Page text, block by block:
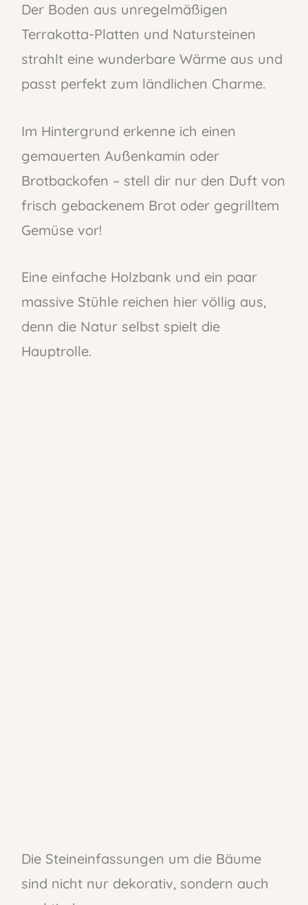
Der Boden aus unregelmäßigen
Terrakotta-Platten und Natursteinen
strahlt eine wunderbare Wärme aus und
passt perfekt zum ländlichen Charme.
Im Hintergrund erkenne ich einen
gemauerten Außenkamin oder
Brotbackofen – stell dir nur den Duft von
frisch gebackenem Brot oder gegrilltem
Gemüse vor!
Eine einfache Holzbank und ein paar
massive Stühle reichen hier völlig aus,
denn die Natur selbst spielt die
Hauptrolle.
Die Steineinfassungen um die Bäume
sind nicht nur dekorativ, sondern auch